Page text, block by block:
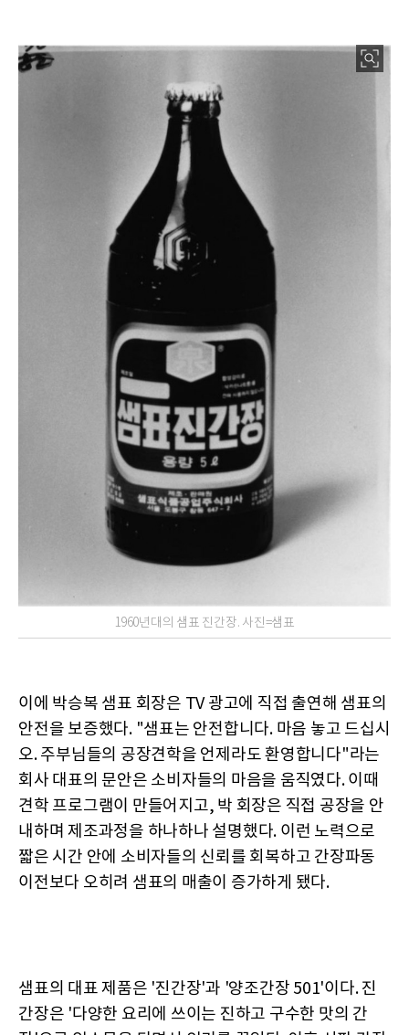
1960년대의 샘표 진간장. 사진=샘표
이에 박승복 샘표 회장은 TV 광고에 직접 출연해 샘표의
안전을 보증했다. "샘표는 안전합니다. 마음 놓고 드십시
오. 주부님들의 공장견학을 언제라도 환영합니다"라는
회사 대표의 문안은 소비자들의 마음을 움직였다. 이때
견학 프로그램이 만들어지고, 박 회장은 직접 공장을 안
내하며 제조과정을 하나하나 설명했다. 이런 노력으로
짧은 시간 안에 소비자들의 신뢰를 회복하고 간장파동
이전보다 오히려 샘표의 매출이 증가하게 됐다.
샘표의 대표 제품은 '진간장'과 '양조간장 501'이다. 진
간장은 '다양한 요리에 쓰이는 진하고 구수한 맛의 간